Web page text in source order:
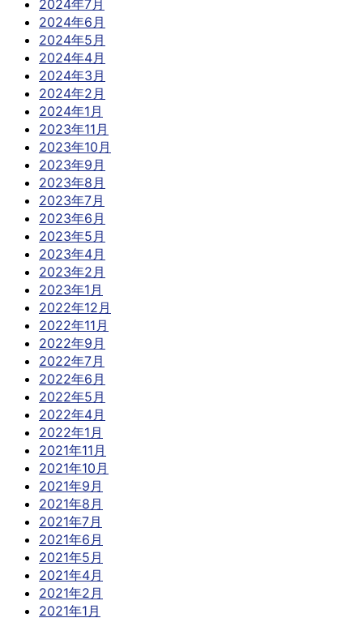
2024年7月
2024年6月
2024年5月
2024年4月
2024年3月
2024年2月
2024年1月
2023年11月
2023年10月
2023年9月
2023年8月
2023年7月
2023年6月
2023年5月
2023年4月
2023年2月
2023年1月
2022年12月
2022年11月
2022年9月
2022年7月
2022年6月
2022年5月
2022年4月
2022年1月
2021年11月
2021年10月
2021年9月
2021年8月
2021年7月
2021年6月
2021年5月
2021年4月
2021年2月
2021年1月